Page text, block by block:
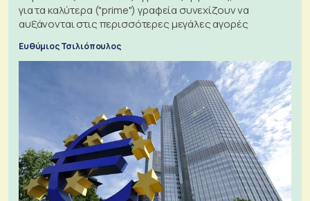
για τα καλύτερα ("prime") γραφεία συνεχίζουν να
αυξάνονται στις περισσότερες μεγάλες αγορές
Ευθύμιος Τσιλιόπουλος